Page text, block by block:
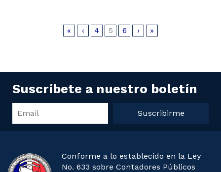
« ‹ 4 5 6 › »
Suscríbete a nuestro boletín
Suscribirme
Conforme a lo establecido en la Ley
No. 633 sobre Contadores Públicos